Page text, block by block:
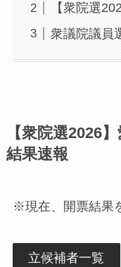
【衆院選
衆議院議員
【衆院選2026
結果速報
※現在、開票結果
立候補者一覧